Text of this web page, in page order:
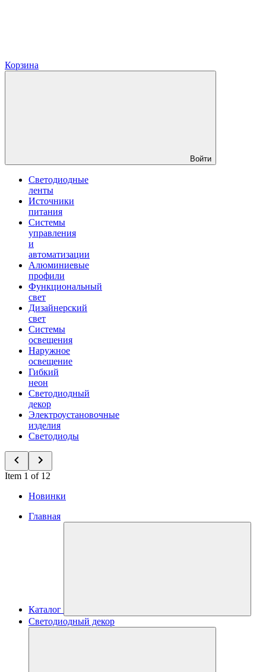
Корзина
Войти
Светодиодные
ленты
Источники
питания
Системы
управления
и
автоматизации
Алюминиевые
профили
Функциональный
свет
Дизайнерский
свет
Системы
освещения
Наружное
освещение
Гибкий
неон
Светодиодный
декор
Электроустановочные
изделия
Светодиоды
Item 1 of 12
Новинки
Главная
Каталог
Светодиодный декор